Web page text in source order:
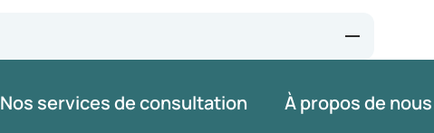
Nos services de consultation À propos de nous